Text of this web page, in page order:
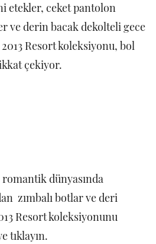
etekler, ceket pantolon
ve derin bacak dekolteli gece
Resort koleksiyonu, bol
çekiyor.
dünyasında
zımbalı botlar ve deri
Resort koleksiyonunu
tıklayın.